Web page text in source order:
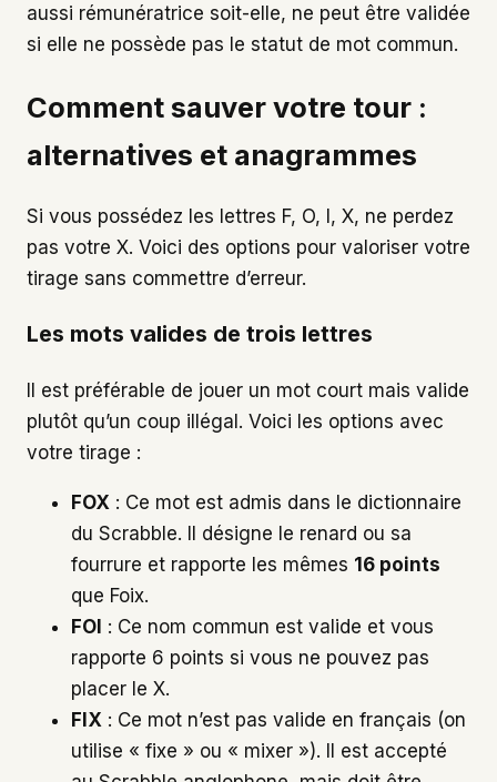
aussi rémunératrice soit-elle, ne peut être validée
si elle ne possède pas le statut de mot commun.
Comment sauver votre tour :
alternatives et anagrammes
Si vous possédez les lettres F, O, I, X, ne perdez
pas votre X. Voici des options pour valoriser votre
tirage sans commettre d’erreur.
Les mots valides de trois lettres
Il est préférable de jouer un mot court mais valide
plutôt qu’un coup illégal. Voici les options avec
votre tirage :
FOX : Ce mot est admis dans le dictionnaire
du Scrabble. Il désigne le renard ou sa
fourrure et rapporte les mêmes 16 points
que Foix.
FOI : Ce nom commun est valide et vous
rapporte 6 points si vous ne pouvez pas
placer le X.
FIX : Ce mot n’est pas valide en français (on
utilise « fixe » ou « mixer »). Il est accepté